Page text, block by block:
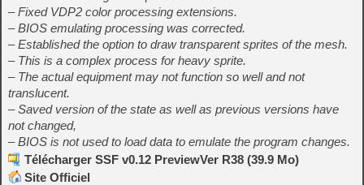
– Fixed VDP2 color processing extensions.
– BIOS emulating processing was corrected.
– Established the option to draw transparent sprites of the mesh.
– This is a complex process for heavy sprite.
– The actual equipment may not function so well and not
translucent.
– Saved version of the state as well as previous versions have
not changed,
– BIOS is not used to load data to emulate the program changes.
Télécharger SSF v0.12 PreviewVer R38 (39.9 Mo)
Site Officiel